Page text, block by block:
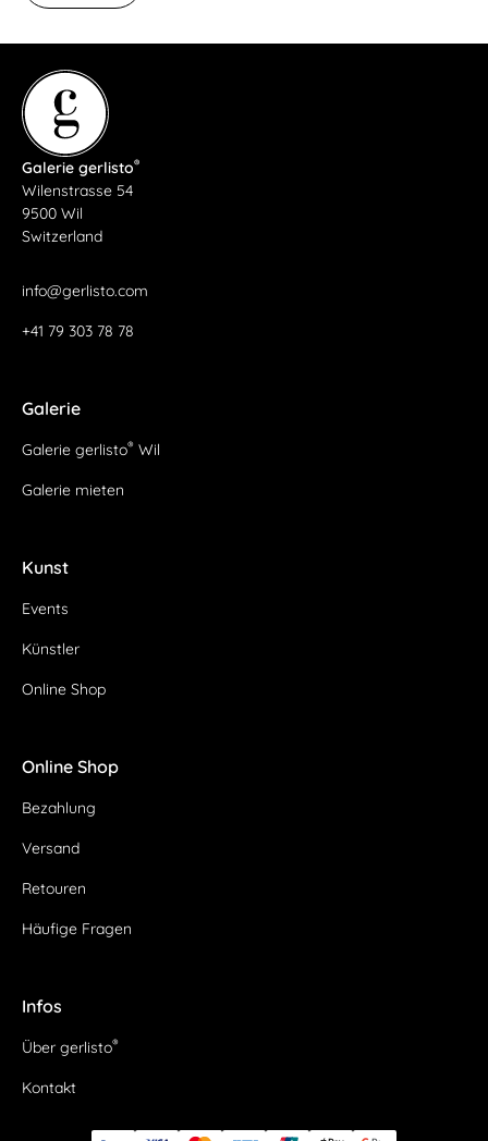
Galerie gerlisto®
Wilenstrasse 54
9500 Wil
Switzerland
info@gerlisto.com
+41 79 303 78 78
Galerie
Galerie gerlisto® Wil
Galerie mieten
Kunst
Events
Künstler
Online Shop
Online Shop
Bezahlung
Versand
Retouren
Häufige Fragen
Infos
Über gerlisto®
Kontakt